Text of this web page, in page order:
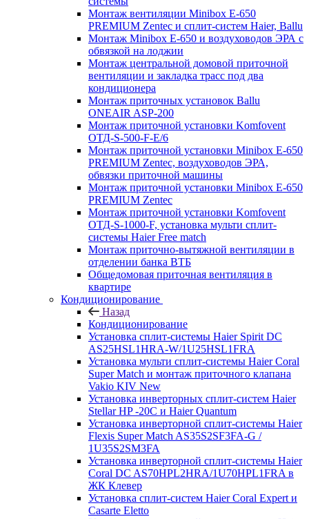
Монтаж вентиляции Minibox E-650
PREMIUM Zentec и сплит-систем Haier, Ballu
Монтаж Minibox E-650 и воздуховодов ЭРА с
обвязкой на лоджии
Монтаж центральной домовой приточной
вентиляции и закладка трасс под два
кондиционера
Монтаж приточных установок Ballu
ONEAIR ASP-200
Монтаж приточной установки Komfovent
ОТД-S-500-F-E/6
Монтаж приточной установки Minibox E-650
PREMIUM Zentec, воздуховодов ЭРА,
обвязки приточной машины
Монтаж приточной установки Minibox E-650
PREMIUM Zentec
Монтаж приточной установки Komfovent
ОТД-S-1000-F, установка мульти сплит-
системы Haier Free match
Монтаж приточно-вытяжной вентиляции в
отделении банка ВТБ
Общедомовая приточная вентиляция в
квартире
Кондиционирование
Назад
Кондиционирование
Установка сплит-системы Haier Spirit DC
AS25HSL1HRA-W/1U25HSL1FRA
Установка мульти сплит-системы Haier Coral
Super Match и монтаж приточного клапана
Vakio KIV New
Установка инверторных сплит-систем Haier
Stellar HP -20С и Haier Quantum
Установка инверторной сплит-системы Haier
Flexis Super Match AS35S2SF3FA-G /
1U35S2SM3FA
Установка инверторной сплит-системы Haier
Coral DC AS70HPL2HRA/1U70HPL1FRA в
ЖК Клевер
Установка сплит-систем Haier Coral Expert и
Casarte Eletto